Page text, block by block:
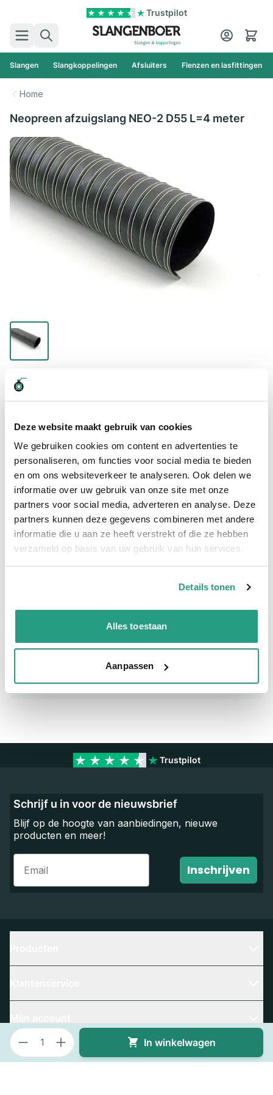
Deze website maakt gebruik van cookies
We gebruiken cookies om content en advertenties te
personaliseren, om functies voor social media te bieden
en om ons websiteverkeer te analyseren. Ook delen we
informatie over uw gebruik van onze site met onze
partners voor social media, adverteren en analyse. Deze
partners kunnen deze gegevens combineren met andere
informatie die u aan ze heeft verstrekt of die ze hebben
verzameld op basis van uw gebruik van hun services.
Details tonen
Alles toestaan
Aanpassen
Trustpilot
Zoek
Cart
Slangen Slangkoppelingen Afsluiters Flenzen en lasfittingen
Home
Neopreen afzuigslang NEO-2 D55 L=4 meter
Aantal
In winkelwagen
Levertijd wordt berekend...
Professioneel advies
15.000 producten uit voorraad
Hoge klantbeoordelingen: 9/10
Snel naar
Meer informatie
Meer informatie
55mm
Neem contact met ons op
Trustpilot
Schrijf u in voor de nieuwsbrief
Blijf op de hoogte van aanbiedingen, nieuwe
producten en meer!
Email
Inschrijven
Contact